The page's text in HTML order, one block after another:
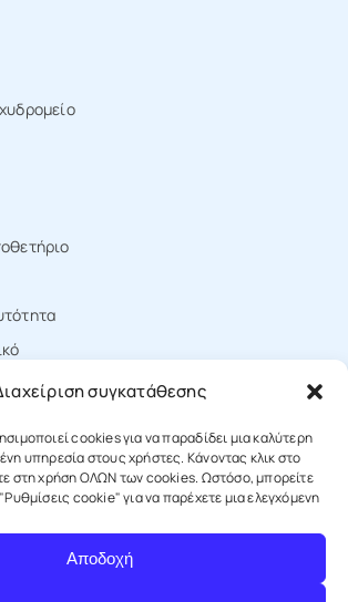
συγκατάθεσης
cookies για να παραδίδει μια καλύτερη
υπηρεσία στους χρήστες. Κάνοντας κλικ στο
στη χρήση ΟΛΩΝ των cookies. Ωστόσο, μπορείτε
cookie" για να παρέχετε μια ελεγχόμενη
Αποδοχή
39000